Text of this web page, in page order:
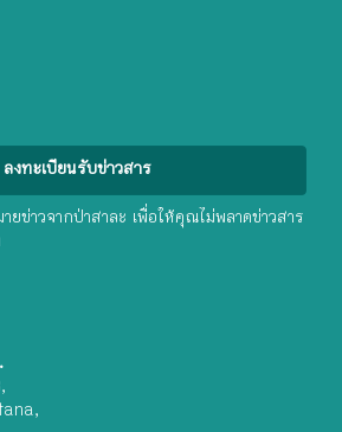
ลงทะเบียนรับข่าวสาร
ยข่าวจากป่าสาละ เพื่อให้คุณไม่พลาดข่าวสาร